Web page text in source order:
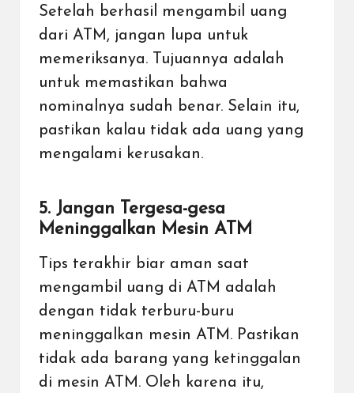
Setelah berhasil mengambil uang
dari ATM, jangan lupa untuk
memeriksanya. Tujuannya adalah
untuk memastikan bahwa
nominalnya sudah benar. Selain itu,
pastikan kalau tidak ada uang yang
mengalami kerusakan.
5. Jangan Tergesa-gesa
Meninggalkan Mesin ATM
Tips terakhir biar aman saat
mengambil uang di ATM adalah
dengan tidak terburu-buru
meninggalkan mesin ATM. Pastikan
tidak ada barang yang ketinggalan
di mesin ATM. Oleh karena itu,